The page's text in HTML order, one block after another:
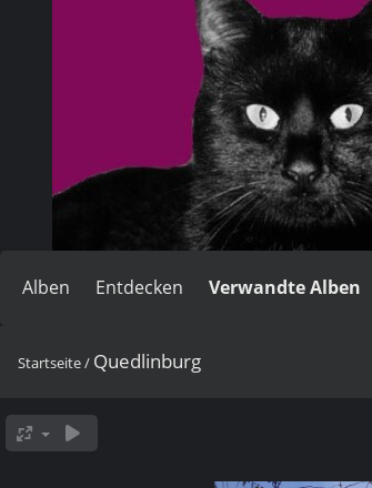
Alben Entdecken Verwandte Alben
Startseite/ Quedlinburg